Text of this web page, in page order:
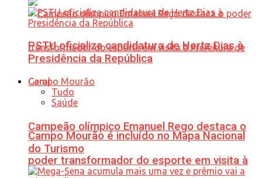
Campeão olímpico Emanuel Rego destaca o
poder transformador do esporte em visita à
PSTU oficializa candidatura de Hertz Dias à
Presidência da República
Geral
Tudo
Saúde
Campo Mourão é incluído no Mapa Nacional
do Turismo